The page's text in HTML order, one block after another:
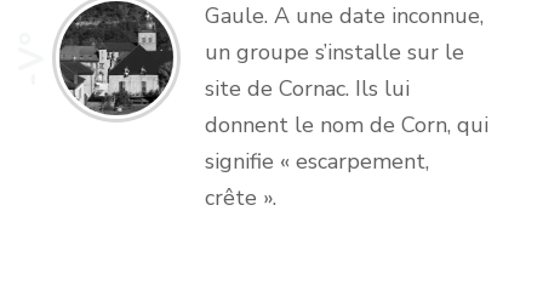
-V°
Gaule. A une date inconnue,
un groupe s’installe sur le
site de Cornac. Ils lui
donnent le nom de Corn, qui
signifie « escarpement,
crête ».